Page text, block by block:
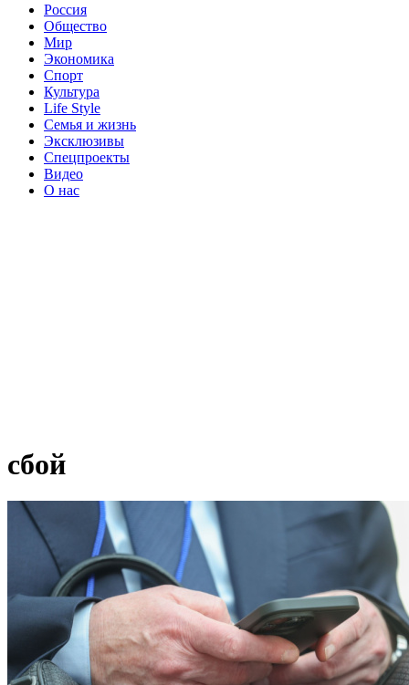
Россия
Общество
Мир
Экономика
Спорт
Культура
Life Style
Семья и жизнь
Эксклюзивы
Спецпроекты
Видео
О нас
сбой